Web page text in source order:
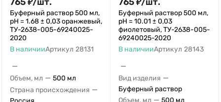
Буферный раствор 500 мл,
рН = 1.68 ± 0,03 оранжевый,
ТУ-2638-005-69240025-
2020
В наличииАртикул 28131
—
Объем, мл — 500 мл
Страна происхождения —
Буферный раствор 500 мл,
рН = 10.01 ± 0,03
фиолетовый, ТУ-2638-005-
69240025-2020
В наличииАртикул 28143
—
Вид изделия —
Буферный раствор
Объем, мл — 500 мл